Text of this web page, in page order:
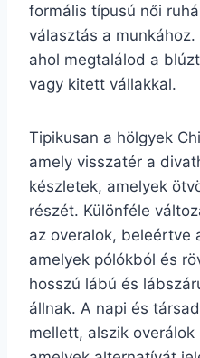
formális típusú női
választás a
ahol megtalálod a
vagy kitett vállakkal.
Tipikusan a hölgyek
amely visszatér a
készletek, amelyek
részét. Különféle
az overalok, beleértve
amelyek pólókból és
hosszú lábú és
állnak. A napi és
mellett, alszik overálok